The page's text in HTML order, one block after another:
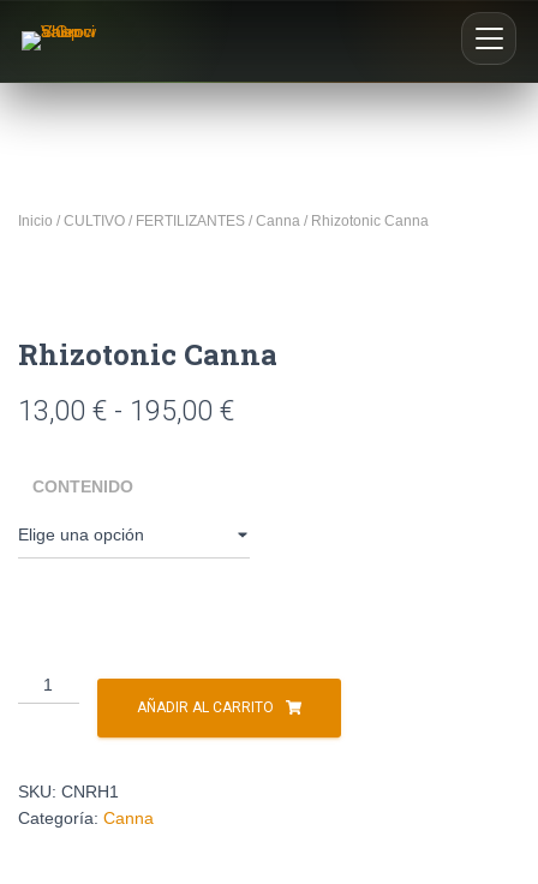
Inicio / CULTIVO / FERTILIZANTES / Canna / Rhizotonic Canna
Rhizotonic Canna
13,00 € - 195,00 €
CONTENIDO
AÑADIR AL CARRITO
SKU: CNRH1
Categoría: Canna